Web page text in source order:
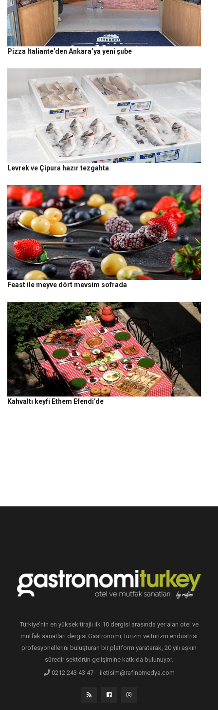
Pizza Italiante’den Ankara’ya yeni şube
Levrek ve Çipura hazır tezgahta
Feast ile meyve dört mevsim sofrada
Kahvaltı keyfi Ethem Efendi’de
Türkiye’nin en yüksek tirajlı ilk 10 dergisi arasında yer alan otel ve
mutfak sanatları dergisi Gastronomi, turizm ve turizm endüstrisi
profesyonellerini buluşturan bir platform yaratarak, 20 yılı aşkın
süredir sektörün gelişimine katkıda bulunuyor.
0212 243 43 47
iletisim@rafinemedya.com